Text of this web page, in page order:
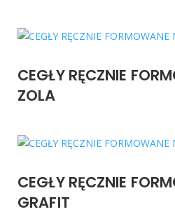
CEGŁY RĘCZNIE
ZOLA
CEGŁY RĘCZNIE
GRAFIT